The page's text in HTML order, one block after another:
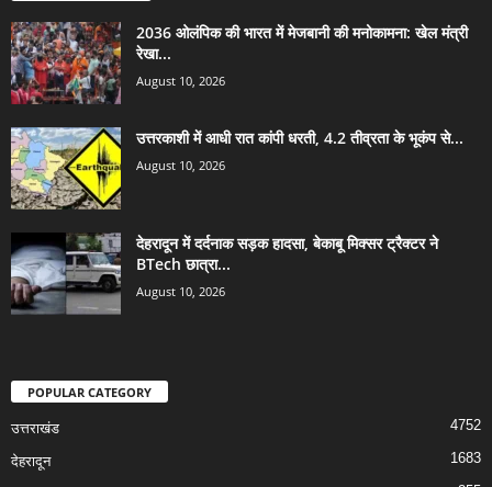
2036 ओलंपिक की भारत में मेजबानी की मनोकामना: खेल मंत्री
रेखा...
August 10, 2026
उत्तरकाशी में आधी रात कांपी धरती, 4.2 तीव्रता के भूकंप से...
August 10, 2026
देहरादून में दर्दनाक सड़क हादसा, बेकाबू मिक्सर ट्रैक्टर ने
BTech छात्रा...
August 10, 2026
POPULAR CATEGORY
उत्तराखंड 4752
देहरादून 1683